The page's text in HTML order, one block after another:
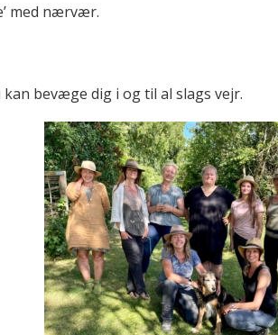
med nærvær.
bevæge dig i og til al slags vejr.